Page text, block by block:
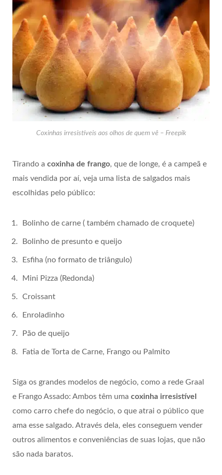
Coxinhas irresistíveis aos olhos de quem vê – Freepik
Tirando a coxinha de frango, que de longe, é a campeã e
mais vendida por aí, veja uma lista de salgados mais
escolhidas pelo público:
Bolinho de carne ( também chamado de croquete)
Bolinho de presunto e queijo
Esfiha (no formato de triângulo)
Mini Pizza (Redonda)
Croissant
Enroladinho
Pão de queijo
Fatia de Torta de Carne, Frango ou Palmito
Siga os grandes modelos de negócio, como a rede Graal
e Frango Assado: Ambos têm uma coxinha irresistível
como carro chefe do negócio, o que atrai o público que
ama esse salgado. Através dela, eles conseguem vender
outros alimentos e conveniências de suas lojas, que não
são nada baratos.